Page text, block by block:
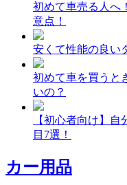
初めて車売る人へ
意点！
安くて性能の良い
初めて車を買うと
いの？
【初心者向け】
目7選！
カー用品